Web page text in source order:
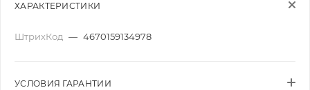
ХАРАКТЕРИСТИКИ
ШтрихКод — 4670159134978
УСЛОВИЯ ГАРАНТИИ